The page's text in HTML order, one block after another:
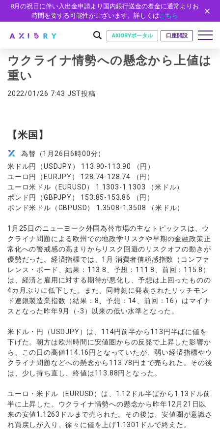
8月の祝日に伴い入出金申請より国内銀行送金の着金に通常よりお
時間を要する可能性がございます。詳しくはこちら
はじめに
安全性
取引商品
現物株式
ETF
株式CFD
株価指数CFD
貴金属CFD
ソフトコモディティCFD
NEW
バトルCFD
取引条件
ゼロカットとロスカット
スワップとロールオーバー
入出金方法
レバレッジ
NEW
取引時間
取引計算シミュレーター
注文執行ポリシー
経済指標・予測カレンダー
休眠口座と凍結口座
口座
口座の種類
口座タイプ
法人のお客様
ゼロ口座
NEW
デモ口座
ウォレット口座
口座開設
口座開設フォーム
必要書類
開設方法
プラットフォーム
プラットフォーム
MT5
MT4
AXIORYアプリ
AXIORYポータル
ツール
MT4/MT5 ヒストリカルデータ
EA(エキスパートアドバイザー)
日本時間表示インジケータ
ストライク インジケータ
MQLシグナル
NEW
通貨インデックス
パートナー
パートナーシップ・プログラム
イントロデュース・パートナープログラム（IP）
ニュース
ニュースリリース
お知らせ
マーケットニュース
コーポレートニュース
キャンペーン
トレードガイド
NEW
会社概要
企業情報
会社概要
役員紹介
お問合せ
よくあるご質問
عربى
English
Русский
Español
Tiếng Việt
口座開設する
デモ口座を開設する
法人のお客様はこちら
AXIORYポータル 口座開設
ウクライナ情勢への懸念から上値は
重い
2022/01/26 7:43 JST投稿
【米国】
為替（1月26日6時00分）
米ドル円（USDJPY） 113.90-113.90 （円）
ユーロ円（EURJPY） 128.74-128.74 （円）
ユーロ米ドル（EURUSD） 1.1303-1.1303 （米ドル）
ポンド円（GBPJPY） 153.85-153.86 （円）
ポンド米ドル（GBPUSD） 1.3508-1.3508 （米ドル）
1月25日のニューヨーク外国為替市場の主なトピックスは、ウ
クライナ問題による欧州での地政学リスクや早期の金融政策正
常化への警戒感の高まりからリスク回避のリスクオフの動きが
優勢だった。経済指標では、1月 消費者信頼感指数（コンファ
レンス・ボード、結果：113.8、予想：111.8、前回：115.8）
は、経済と雇用に対する期待が悪化し、予想は上回ったものの
4カ月ぶりに低下した。また、同時刻に発表されたリッチモン
ド連銀製造業指数（結果：8、予想：14、前回：16）はマイナ
スとなった昨年9月（-3）以来の低い水準となった。
米ドル・円（USDJPY）は、114円前半から113円半ばに値を
下げた。朝方は欧州時間に安値圏からの反発で上昇した影響か
ら、この日の高値114.16円となっていたが、弱い経済指標やウ
クライナ問題などへの懸念から113.78円まで売られた。その後
は、少し持ち直し、終値は113.88円となった。
ユーロ・米ドル（EURUSD）は、1.12ドル半ばから1.13ドル前
半に上昇した。ウクライナ情勢への懸念から昨年12月21日以
来の安値1.1263ドルまで売られた。その後は、安値圏が意識さ
れ買戻しが入り、徐々に値を上げ1.1301ドルで終えた。